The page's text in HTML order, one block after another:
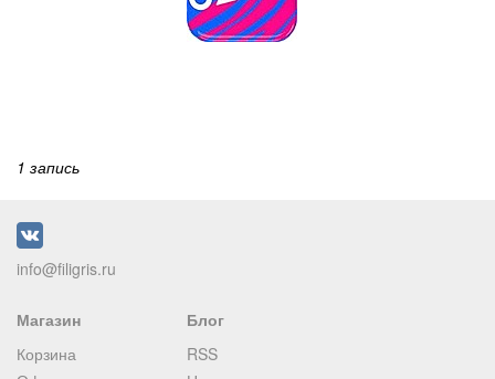
1 запись
info@filigris.ru
Магазин
Корзина
Блог
RSS